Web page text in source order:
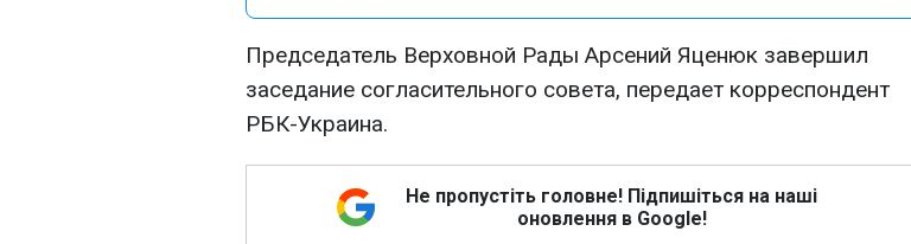
Председатель Верховной Рады Арсений Яценюк завершил
заседание согласительного совета, передает корреспондент
РБК-Украина.
Не пропустіть головне! Підпишіться на наші
оновлення в Google!